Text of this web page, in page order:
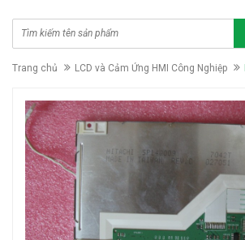
Trang chủ LCD và Cảm Ứng HMI Công Nghiệp